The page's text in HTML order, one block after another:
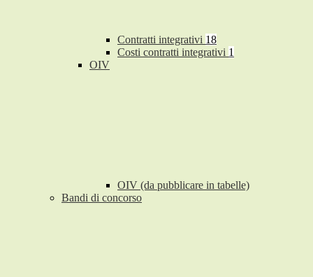
Contratti integrativi 18
Costi contratti integrativi 1
OIV
OIV (da pubblicare in tabelle)
Bandi di concorso